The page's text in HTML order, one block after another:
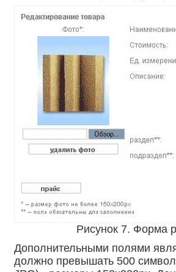
Рисунок 7. Форма
Дополнительными полями
должно превышать 500